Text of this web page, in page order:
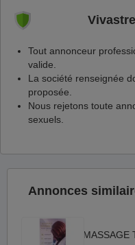
Tout annonceur
valide.
La société renseignée
proposée.
Nous rejetons toute
sexuels.
Annonces